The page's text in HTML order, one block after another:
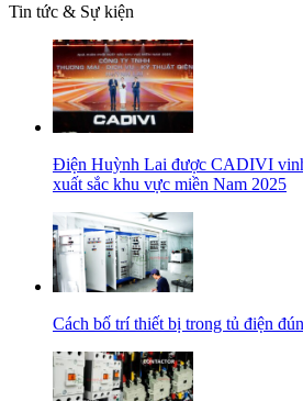
Tin tức & Sự kiện
Điện Huỳnh Lai được CADIVI
xuất sắc khu vực miền Nam 2025
Cách bố trí thiết bị trong tủ điện